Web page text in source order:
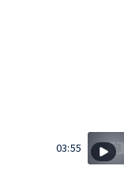
03:55